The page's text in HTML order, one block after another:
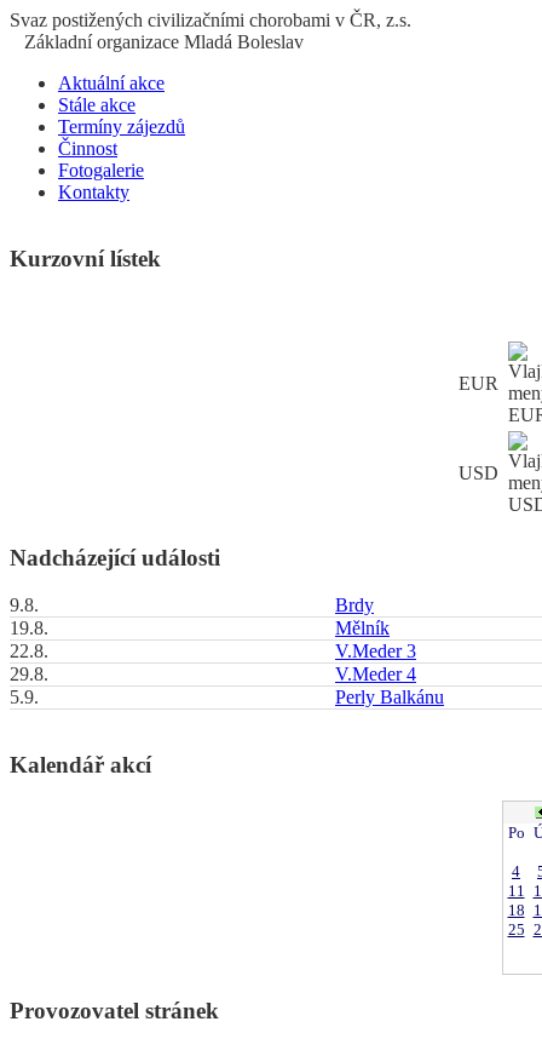
Svaz postižených civilizačními chorobami v ČR, z.s.
Základní organizace Mladá Boleslav
Aktuální akce
Stále akce
Termíny zájezdů
Činnost
Fotogalerie
Kontakty
Kurzovní lístek
EUR
USD
Nadcházející události
9.8.
Brdy
19.8.
Mělník
22.8.
V.Meder 3
29.8.
V.Meder 4
5.9.
Perly Balkánu
Kalendář akcí
Po
4
11
18
25
Provozovatel stránek